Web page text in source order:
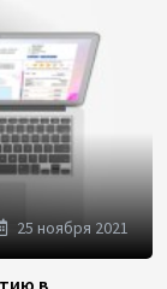
25 ноября 2021
в